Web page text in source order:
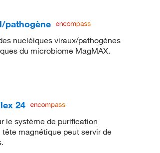
pathogène
nucléiques viraux/pathogènes
du microbiome MagMAX.
24
le système de purification
magnétique peut servir de